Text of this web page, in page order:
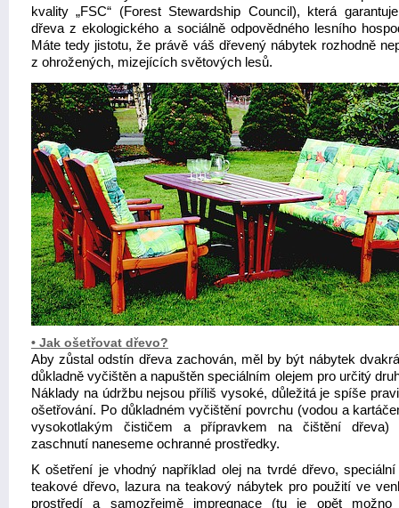
kvality „FSC“ (Forest Stewardship Council), která
dřeva z ekologického a sociálně odpovědného lesního
Máte tedy jistotu, že právě váš dřevený nábytek rozhodně
z ohrožených, mizejících světových lesů.
• Jak ošetřovat dřevo?
Aby zůstal odstín dřeva zachován, měl by být nábytek
důkladně vyčištěn a napuštěn speciálním olejem pro určitý
Náklady na údržbu nejsou příliš vysoké, důležitá je spíše
ošetřování. Po důkladném vyčištění povrchu (vodou a
vysokotlakým čističem a přípravkem na čištění dřeva)
zaschnutí naneseme ochranné prostředky.
K ošetření je vhodný například olej na tvrdé dřevo,
teakové dřevo, lazura na teakový nábytek pro použití ve
prostředí a samozřejmě impregnace (tu je opět možno